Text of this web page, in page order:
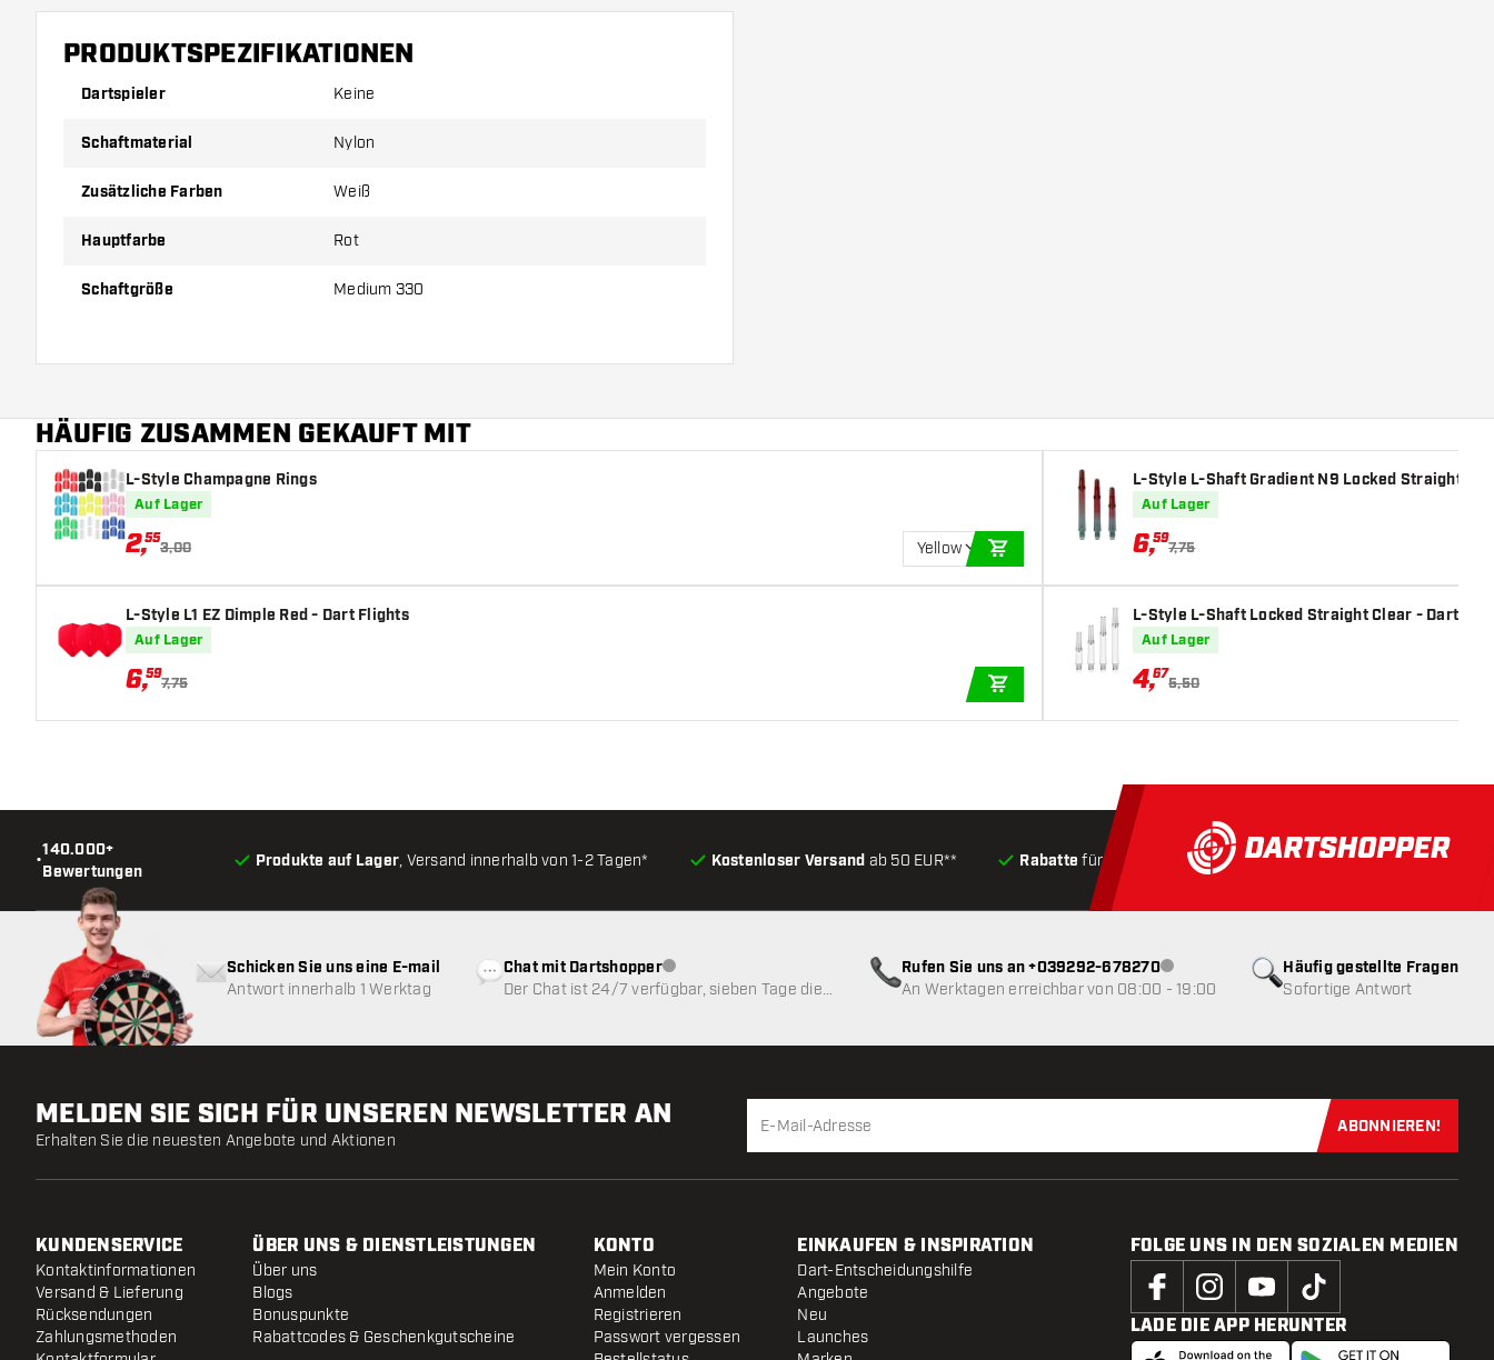
Größe 330
Preise gelten jeweils für ein Set (1 Set = 3 Stück).
PRODUKTSPEZIFIKATIONEN
Dartspieler Keine
Schaftmaterial Nylon
Zusätzliche Farben Weiß
Hauptfarbe Rot
Schaftgröße Medium 330
HÄUFIG ZUSAMMEN GEKAUFT MIT
L-Style Champagne Rings
Auf Lager
2,55
3,00 Yellow
IN DEN WARENKORB
L-Style L1 EZ Dimple Red - Dart Flights
Auf Lager
6,59
7,75
IN DEN WARENKORB
L-Style L-Shaft Gradient N9 Locked Straight
Auf Lager
6,59
7,75
L-Style L-Shaft Locked Straight Clear - Dart
Auf Lager
4,67
5,50
•
140.000+
Bewertungen
Produkte auf Lager, Versand innerhalb von 1-2 Tagen* Kostenloser Versand ab 50 EUR** Rabatte für Kunden Produkte auf Lager, Versand
Häufig gestellte Fragen
Sofortige Antwort
Schicken Sie uns eine E-mail
Antwort innerhalb 1 Werktag
Chat mit DartshopperKundenservice nicht verfügbar
Der Chat ist 24/7 verfügbar, sieben Tage die
Rufen Sie uns an +039292-678270Kundenservice nicht verfügbar
An Werktagen erreichbar von 08:00 - 19:00
MELDEN SIE SICH FÜR UNSEREN NEWSLETTER AN
Erhalten Sie die neuesten Angebote und Aktionen
Jetzt für
ABONNIEREN!
KUNDENSERVICE
Kontaktinformationen
Versand & Lieferung
Rücksendungen
Zahlungsmethoden
ÜBER UNS & DIENSTLEISTUNGEN
Über uns
Blogs
Bonuspunkte
Rabattcodes & Geschenkgutscheine
KONTO
Mein Konto
Anmelden
Registrieren
Passwort vergessen
EINKAUFEN & INSPIRATION
Dart-Entscheidungshilfe
Angebote
Neu
Launches
FOLGE UNS IN DEN SOZIALEN MEDIEN
LADE DIE APP HERUNTER